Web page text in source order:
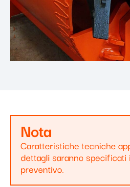
Nota
Caratteristiche tecniche
dettagli saranno specificati
preventivo.